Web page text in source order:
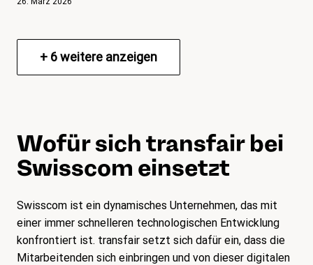
+ 6weitere anzeigen
Wofür sich transfair bei
Swisscom einsetzt
Swisscom ist ein dynamisches Unternehmen, das mit
einer immer schnelleren technologischen Entwicklung
konfrontiert ist. transfair setzt sich dafür ein, dass die
Mitarbeitenden sich einbringen und von dieser digitalen